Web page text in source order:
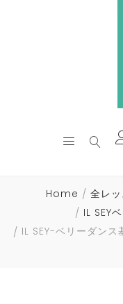
Home 全レ
IL SEY
IL SEY-ベリーダン